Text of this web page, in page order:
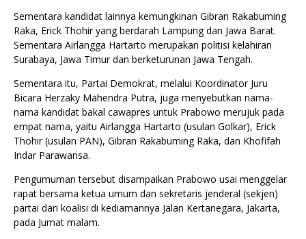
Sementara kandidat lainnya kemungkinan Gibran Rakabuming
Raka, Erick Thohir yang berdarah Lampung dan Jawa Barat.
Sementara Airlangga Hartarto merupakan politisi kelahiran
Surabaya, Jawa Timur dan berketurunan Jawa Tengah.
Sementara itu, Partai Demokrat, melalui Koordinator Juru
Bicara Herzaky Mahendra Putra, juga menyebutkan nama-
nama kandidat bakal cawapres untuk Prabowo merujuk pada
empat nama, yaitu Airlangga Hartarto (usulan Golkar), Erick
Thohir (usulan PAN), Gibran Rakabuming Raka, dan Khofifah
Indar Parawansa.
Pengumuman tersebut disampaikan Prabowo usai menggelar
rapat bersama ketua umum dan sekretaris jenderal (sekjen)
partai dari koalisi di kediamannya Jalan Kertanegara, Jakarta,
pada Jumat malam.